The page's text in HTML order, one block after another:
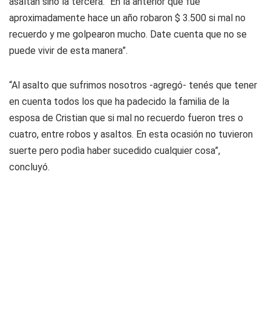
aproximadamente hace un año robaron $ 3.500 si mal no
recuerdo y me golpearon mucho. Date cuenta que no se
puede vivir de esta manera”.
“Al asalto que sufrimos nosotros -agregó- tenés que tener
en cuenta todos los que ha padecido la familia de la
esposa de Cristian que si mal no recuerdo fueron tres o
cuatro, entre robos y asaltos. En esta ocasión no tuvieron
suerte pero podìa haber sucedido cualquier cosa”,
concluyó.